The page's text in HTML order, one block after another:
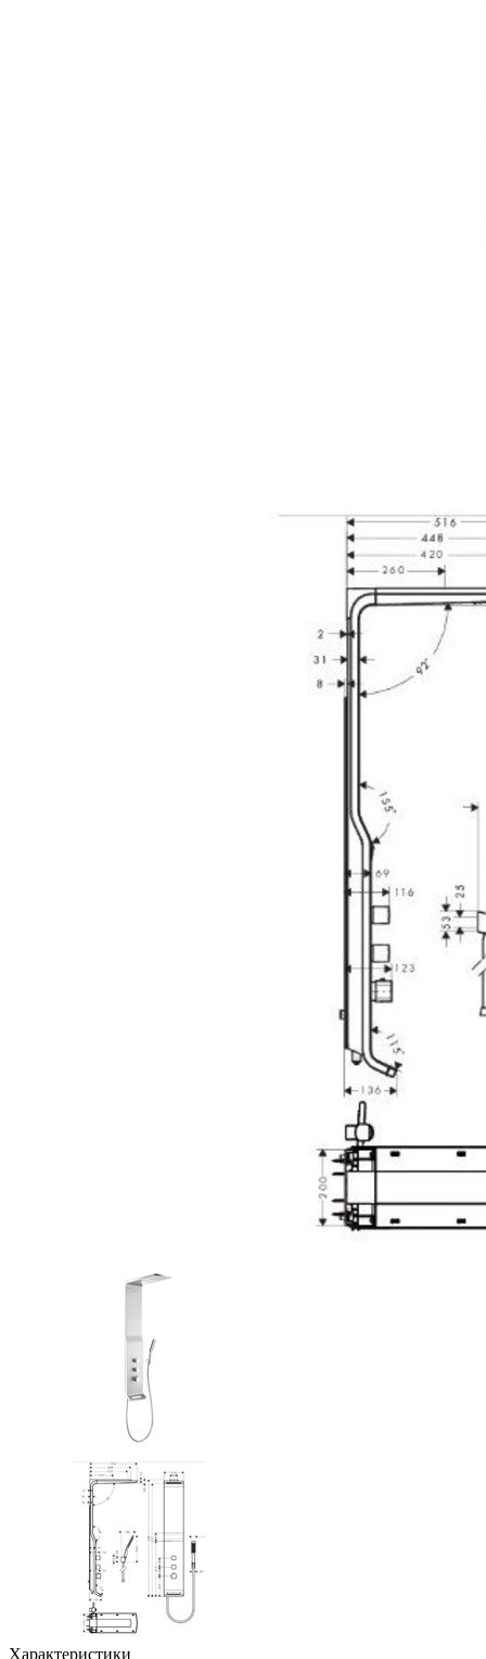
Характеристики